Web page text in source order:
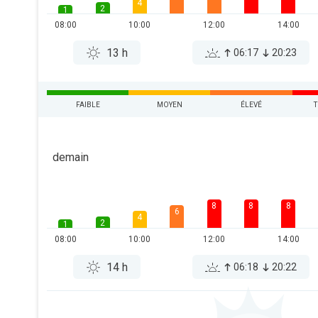
1
08:00
2
4
10:00 12:00 14:00
13 h 06:17 20:23
FAIBLE MOYEN ÉLEVÉ
demain
1
08:00
2
4
10:00
6
8
12:00
8 8
14:00
14 h 06:18 20:22